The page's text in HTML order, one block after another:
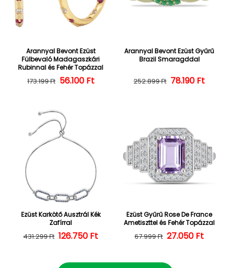
Arannyal Bevont Ezüst
Fülbevaló Madagaszkári
Rubinnal és Fehér Topázzal
Normál ár
173.199 Ft Kedvezményes ár
56.100 Ft
Arannyal Bevont Ezüst Gyűrű
Brazil Smaragddal
Normál ár
252.899 Ft 78.190 Ft
Ezüst Karkötő Ausztrál Kék
Zafírral
Normál ár
431.299 Ft Kedvezményes ár
126.750 Ft
Ezüst Gyűrű Rose De France
Ametiszttel és Fehér Topázzal
Normál ár
67.999 Ft 27.050 Ft